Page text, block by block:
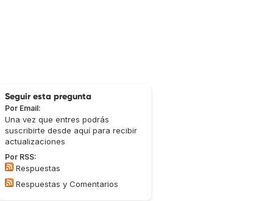
Seguir esta pregunta
Por Email:
Una vez que entres podrás
suscribirte desde aquí para recibir
actualizaciones
Por RSS:
Respuestas
Respuestas y Comentarios